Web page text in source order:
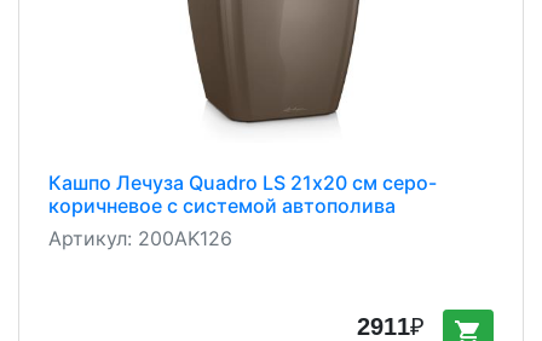
Кашпо Лечуза Quadro LS 21х20 см серо-
коричневое с системой автополива
Артикул: 200AK126
2911₽ shopping_cart